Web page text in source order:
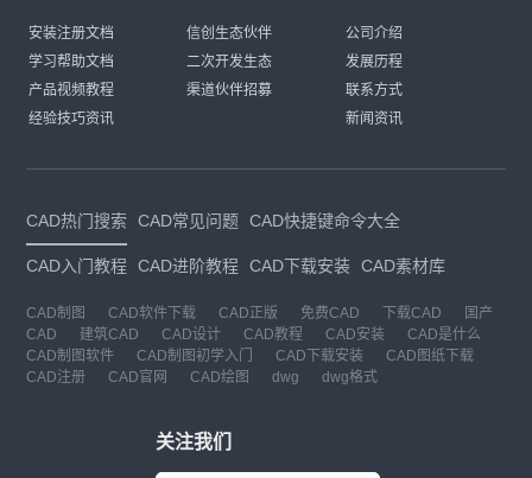
安装注册文档
学习帮助文档
产品视频教程
经验技巧资讯
信创生态伙伴
二次开发生态
渠道伙伴招募
公司介绍
发展历程
联系方式
新闻资讯
CAD热门搜索 CAD常见问题 CAD快捷键命令大全
CAD入门教程 CAD进阶教程 CAD下载安装 CAD素材库
CAD制图 CAD软件下载 CAD正版 免费CAD 下载CAD
国产
CAD
建筑CAD CAD设计 CAD教程 CAD安装
CAD是什么
CAD制图软件
CAD制图初学入门 CAD下载安装
CAD图纸下载
CAD注册
CAD官网 CAD绘图 dwg dwg格式
关注我们